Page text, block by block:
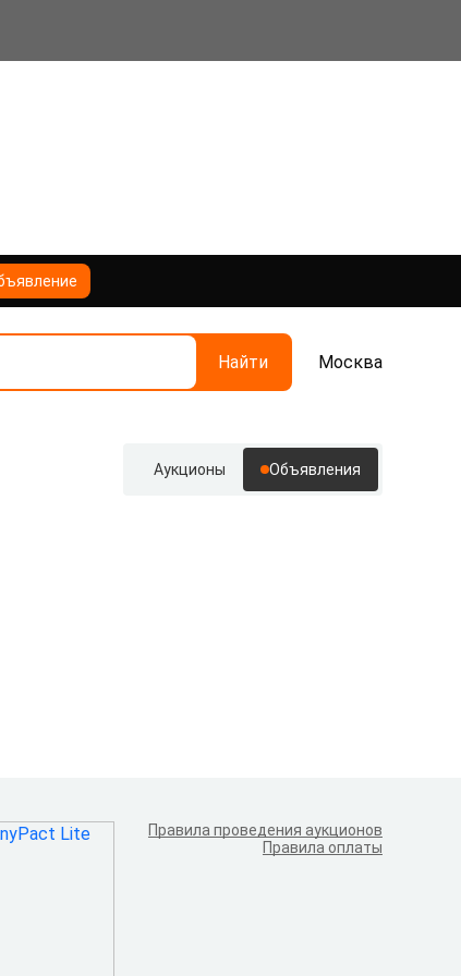
Найти Москва
Аукционы Объявления
Правила проведения аукционов
Правила оплаты